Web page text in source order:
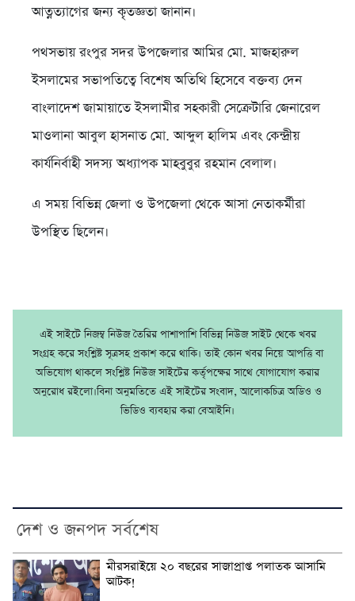
আত্নত্যাগের জন্য কৃতজ্ঞতা জানান।
পথসভায় রংপুর সদর উপজেলার আমির মো. মাজহারুল
ইসলামের সভাপতিত্বে বিশেষ অতিথি হিসেবে বক্তব্য দেন
বাংলাদেশ জামায়াতে ইসলামীর সহকারী সেক্রেটারি জেনারেল
মাওলানা আবুল হাসনাত মো. আব্দুল হালিম এবং কেন্দ্রীয়
কার্যনির্বাহী সদস্য অধ্যাপক মাহবুবুর রহমান বেলাল।
এ সময় বিভিন্ন জেলা ও উপজেলা থেকে আসা নেতাকর্মীরা
উপস্থিত ছিলেন।
এই সাইটে নিজম্ব নিউজ তৈরির পাশাপাশি বিভিন্ন নিউজ সাইট থেকে খবর
সংগ্রহ করে সংশ্লিষ্ট সূত্রসহ প্রকাশ করে থাকি। তাই কোন খবর নিয়ে আপত্তি বা
অভিযোগ থাকলে সংশ্লিষ্ট নিউজ সাইটের কর্তৃপক্ষের সাথে যোগাযোগ করার
অনুরোধ রইলো।বিনা অনুমতিতে এই সাইটের সংবাদ, আলোকচিত্র অডিও ও
ভিডিও ব্যবহার করা বেআইনি।
দেশ ও জনপদ সর্বশেষ
মীরসরাইয়ে ২০ বছরের সাজাপ্রাপ্ত পলাতক আসামি
আটক!